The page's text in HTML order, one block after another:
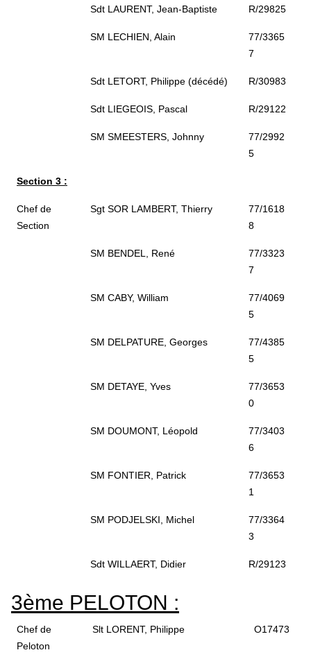
Sdt LAURENT, Jean-Baptiste R/29825
SM LECHIEN, Alain
77/3365
7
Sdt LETORT, Philippe (décédé) R/30983
Sdt LIEGEOIS, Pascal R/29122
SM SMEESTERS, Johnny
77/2992
5
Section 3 :
Chef de
Section
Sgt SOR LAMBERT, Thierry
77/1618
8
SM BENDEL, René
77/3323
7
SM CABY, William
77/4069
5
SM DELPATURE, Georges
77/4385
5
SM DETAYE, Yves
77/3653
0
SM DOUMONT, Léopold
77/3403
6
SM FONTIER, Patrick
77/3653
1
SM PODJELSKI, Michel
77/3364
3
Sdt WILLAERT, Didier R/29123
3ème PELOTON :
Chef de
Peloton
Slt LORENT, Philippe O17473